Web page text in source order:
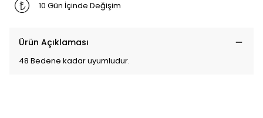
10 Gün İçinde Değişim
Ürün Açıklaması
48 Bedene kadar uyumludur.